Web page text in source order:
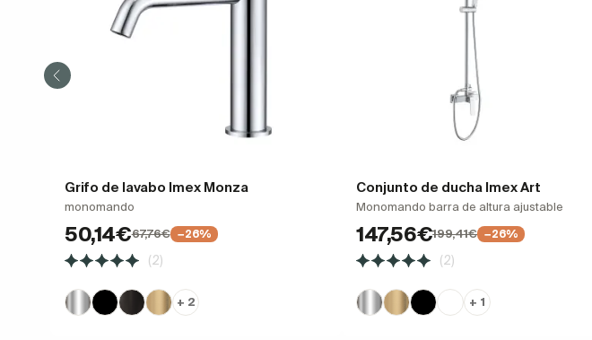
Grifo de lavabo Imex Monza
monomando
50,14€67,76€ −26%
(2)
+ 2
Conjunto de ducha Imex Art
Monomando barra de altura ajustable
147,56€199,41€ −26%
(2)
+ 1